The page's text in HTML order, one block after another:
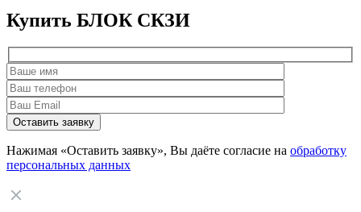
Купить БЛОК СКЗИ
Нажимая «Оставить заявку», Вы даёте согласие на обработку
персональных данных